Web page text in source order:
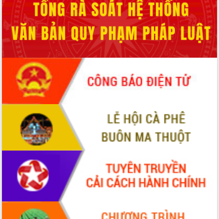
Tháo gỡ những vướng mắc, đẩy mạnh
công tác cải cách thủ tục hành chính
tại Trung tâm Phục vụ hành chính
công tỉnh
Đắk Lắk: Tôn vinh 46 giải pháp tại Hội
thi Sáng tạo Kỹ thuật 2024 - 2025
Đắk Lắk rà soát, điều chỉnh Đề án 190
về phát triển nuôi trồng thủy sản
Phó Chủ tịch UBND tỉnh Đắk Lắk
Trương Công Thái kiểm tra thực địa
Dự án cao tốc Khánh Hòa - Buôn Ma
Thuột
Định vị cà phê Việt Nam như một “di
sản sống” trong dòng chảy toàn cầu
Xây dựng nông thôn mới: Nâng cao đời
sống người dân từ những mô hình thiết
thực
Quyết liệt tháo gỡ vướng mắc, đẩy
nhanh tiến độ các dự án trọng điểm
trong Khu kinh tế Nam Phú Yên